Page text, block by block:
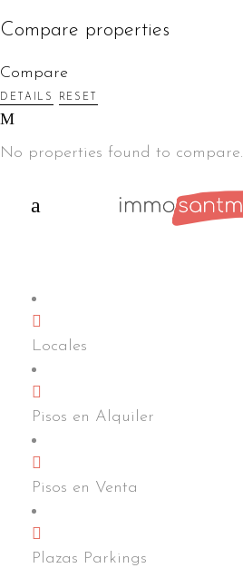
Compare properties
Compare
DETAILS RESET
No properties found to compare.
Locales
Pisos en Alquiler
Pisos en Venta
Plazas Parkings